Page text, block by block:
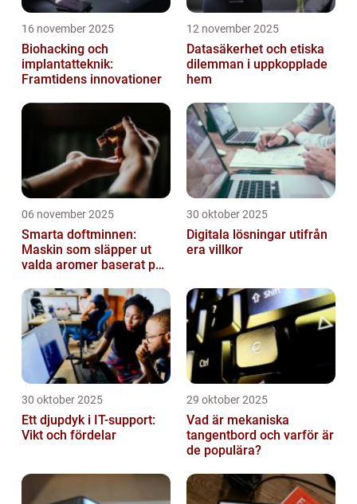
16 november 2025
Biohacking och
implantatteknik:
Framtidens innovationer
12 november 2025
Datasäkerhet och etiska
dilemman i uppkopplade
hem
06 november 2025
Smarta doftminnen:
Maskin som släpper ut
valda aromer baserat på
30 oktober 2025
Digitala lösningar utifrån
era villkor
30 oktober 2025
Ett djupdyk i IT-support:
Vikt och fördelar
29 oktober 2025
Vad är mekaniska
tangentbord och varför är
de populära?